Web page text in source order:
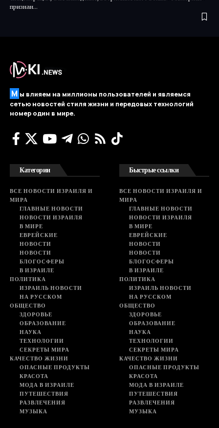
признан…
М ы влияем на миллионы пользователей и являемся
сетью новостей стиля жизни и передовых технологий
номер один в мире.
Категории
ВСЕ НОВОСТИ ИЗРАИЛЯ И
МИРА
ГЛАВНЫЕ НОВОСТИ
НОВОСТИ ИЗРАИЛЯ
В МИРЕ
ЕВРЕЙСКИЕ
НОВОСТИ
НОВОСТИ
БЛОГОСФЕРЫ
В ИЗРАИЛЕ
ПОЛИТИКА
ИЗРАИЛЬ НОВОСТИ
НА РУССКОМ
ОБЩЕСТВО
ЗДОРОВЬЕ
ОБРАЗОВАНИЕ
НАУКА
ТЕХНОЛОГИИ
СЕКРЕТЫ МИРА
КАЧЕСТВО ЖИЗНИ
ОПАСНЫЕ ПРОДУКТЫ
КРАСОТА
МОДА В ИЗРАИЛЕ
ПУТЕШЕСТВИЯ
РАЗВЛЕЧЕНИЯ
МУЗЫКА
Быстрые ссылки
ВСЕ НОВОСТИ ИЗРАИЛЯ И
МИРА
ГЛАВНЫЕ НОВОСТИ
НОВОСТИ ИЗРАИЛЯ
В МИРЕ
ЕВРЕЙСКИЕ
НОВОСТИ
НОВОСТИ
БЛОГОСФЕРЫ
В ИЗРАИЛЕ
ПОЛИТИКА
ИЗРАИЛЬ НОВОСТИ
НА РУССКОМ
ОБЩЕСТВО
ЗДОРОВЬЕ
ОБРАЗОВАНИЕ
НАУКА
ТЕХНОЛОГИИ
СЕКРЕТЫ МИРА
КАЧЕСТВО ЖИЗНИ
ОПАСНЫЕ ПРОДУКТЫ
КРАСОТА
МОДА В ИЗРАИЛЕ
ПУТЕШЕСТВИЯ
РАЗВЛЕЧЕНИЯ
МУЗЫКА